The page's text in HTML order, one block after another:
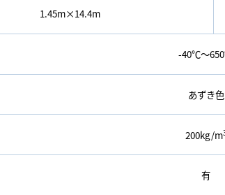
1.45m×14.4m
-40℃～
あずき色
200kg/m
有